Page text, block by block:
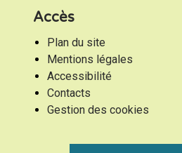
Accès
Plan du site
Mentions légales
Accessibilité
Contacts
Gestion des cookies